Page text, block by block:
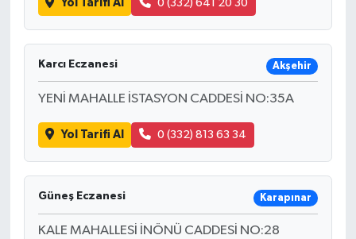
Yol Tarifi Al 0 (332) 641 20 30
Karcı Eczanesi Akşehir
YENİ MAHALLE İSTASYON CADDESİ NO:35A
Yol Tarifi Al 0 (332) 813 63 34
Güneş Eczanesi Karapınar
KALE MAHALLESİ İNÖNÜ CADDESİ NO:28